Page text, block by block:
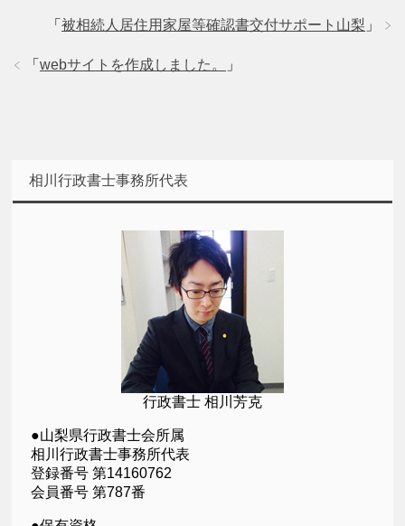
「 被相続人居住用家屋等確認書交付サポート山梨 」
「 webサイトを作成しました。 」
相川行政書士事務所代表
行政書士 相川芳克
●山梨県行政書士会所属
相川行政書士事務所代表
登録番号 第14160762
会員番号 第787番